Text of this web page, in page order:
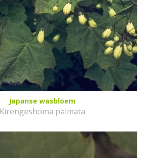
Japanse wasbloem
Kirengeshoma palmata